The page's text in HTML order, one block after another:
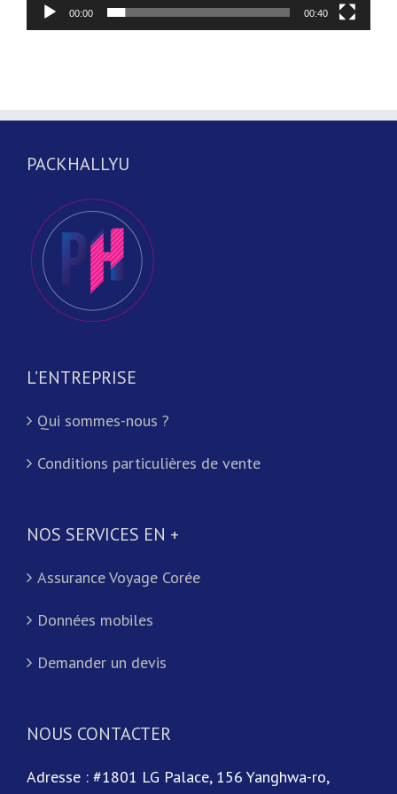
00:00 00:40
PACKHALLYU
L’ENTREPRISE
Qui sommes-nous ?
Conditions particulières de vente
NOS SERVICES EN +
Assurance Voyage Corée
Données mobiles
Demander un devis
NOUS CONTACTER
Adresse : #1801 LG Palace, 156 Yanghwa-ro,